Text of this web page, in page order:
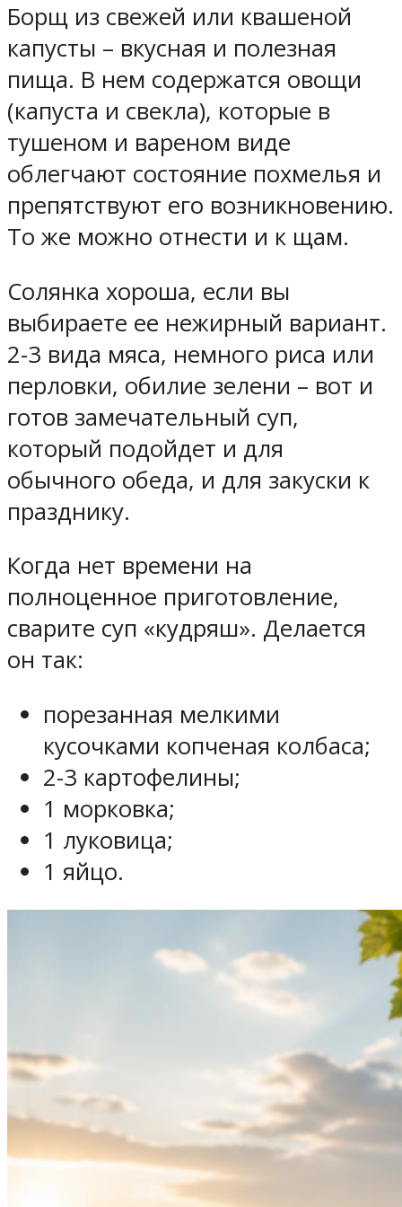
Борщ из свежей или квашеной
капусты – вкусная и полезная
пища. В нем содержатся овощи
(капуста и свекла), которые в
тушеном и вареном виде
облегчают состояние похмелья и
препятствуют его возникновению.
То же можно отнести и к щам.
Солянка хороша, если вы
выбираете ее нежирный вариант.
2-3 вида мяса, немного риса или
перловки, обилие зелени – вот и
готов замечательный суп,
который подойдет и для
обычного обеда, и для закуски к
празднику.
Когда нет времени на
полноценное приготовление,
сварите суп «кудряш». Делается
он так:
порезанная мелкими
кусочками копченая колбаса;
2-3 картофелины;
1 морковка;
1 луковица;
1 яйцо.